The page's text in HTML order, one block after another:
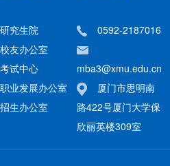
研究生院
校友办公室
考试中心
职业发展办公室
招生办公室
0592-2187016
mba3@xmu.edu.cn
厦门市思明南
路422号厦门大学保
欣丽英楼309室